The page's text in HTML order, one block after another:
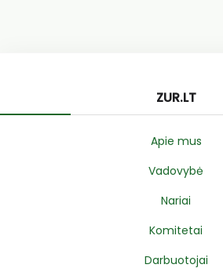
ZUR.LT
Apie mus
Vadovybė
Nariai
Komitetai
Darbuotojai